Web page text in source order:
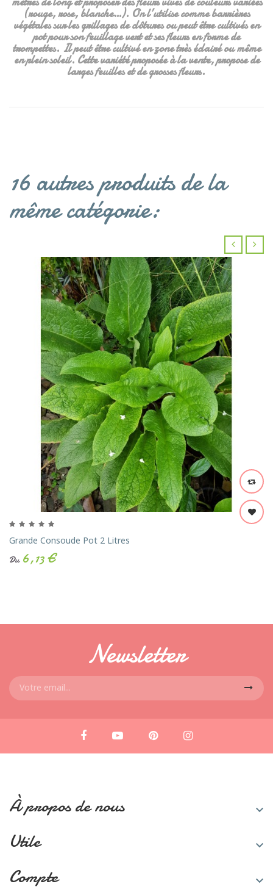
(rouge, rose, blanche…). On l’utilise comme barrières
végétales sur les grillages de clôtures ou peut être cultivés en
pot pour son feuillage vert et ses fleurs en forme de
trompettes. Il peut être cultivé en zone très éclairé ou même
en plein soleil. Cette variété proposée à la vente, propose de
larges feuilles et de grosses fleurs.
16 autres produits de la
même catégorie:
Grande Consoude Pot 2 Litres
Du 6,13 €
Newsletter
À propos de nous 
Utile 
Compte 